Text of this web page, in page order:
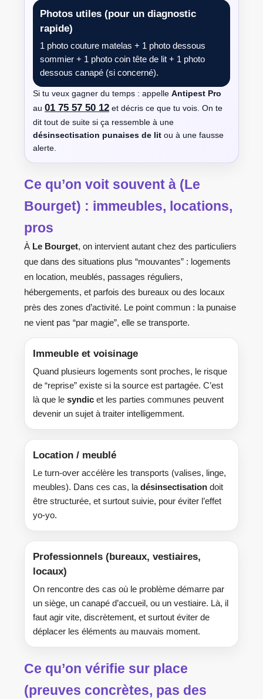
Photos utiles (pour un diagnostic
rapide)
1 photo couture matelas + 1 photo dessous
sommier + 1 photo coin tête de lit + 1 photo
dessous canapé (si concerné).
Si tu veux gagner du temps : appelle Antipest Pro
au 01 75 57 50 12 et décris ce que tu vois. On te
dit tout de suite si ça ressemble à une
désinsectisation punaises de lit ou à une fausse
alerte.
Ce qu’on voit souvent à (Le
Bourget) : immeubles, locations,
pros
À Le Bourget, on intervient autant chez des particuliers
que dans des situations plus “mouvantes” : logements
en location, meublés, passages réguliers,
hébergements, et parfois des bureaux ou des locaux
près des zones d’activité. Le point commun : la punaise
ne vient pas “par magie”, elle se transporte.
Immeuble et voisinage
Quand plusieurs logements sont proches, le risque
de “reprise” existe si la source est partagée. C’est
là que le syndic et les parties communes peuvent
devenir un sujet à traiter intelligemment.
Location / meublé
Le turn-over accélère les transports (valises, linge,
meubles). Dans ces cas, ladésinsectisation doit
être structurée, et surtout suivie, pour éviter l’effet
yo-yo.
Professionnels (bureaux, vestiaires,
locaux)
On rencontre des cas où le problème démarre par
un siège, un canapé d’accueil, ou un vestiaire. Là, il
faut agir vite, discrètement, et surtout éviter de
déplacer les éléments au mauvais moment.
Ce qu’on vérifie sur place
(preuves concrètes, pas des